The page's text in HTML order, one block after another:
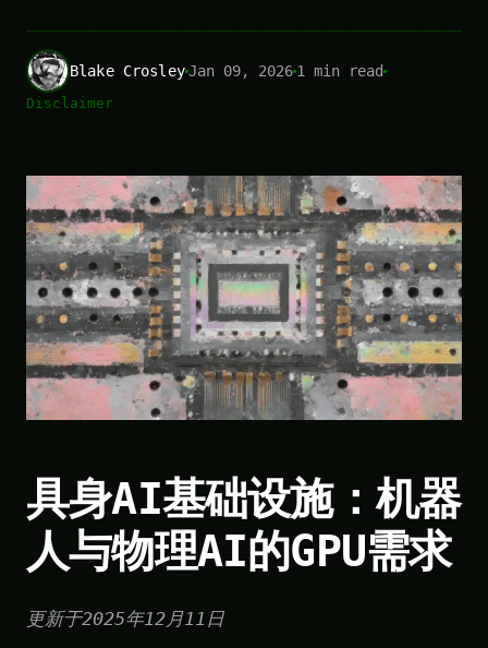
Blake CrosleyJan 09, 20261 min read
Disclaimer
具身AI基础设施：机器
人与物理AI的GPU需求
更新于2025年12月11日